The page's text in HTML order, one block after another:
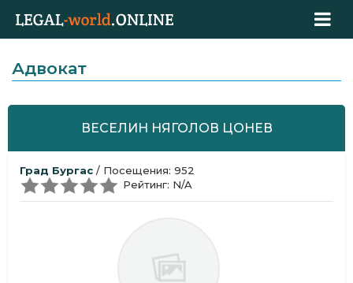
Адвокат
ВЕСЕЛИН НЯГОЛОВ ЦОНЕВ
Град Бургас / Посещения: 952
Рейтинг: N/A